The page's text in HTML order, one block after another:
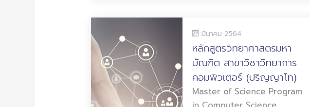
มีนาคม 2564
หลักสูตรวิทยาศาสตรมหา
บัณฑิต สาขาวิชาวิทยาการ
คอมพิวเตอร์ (ปริญญาโท)
Master of Science Program